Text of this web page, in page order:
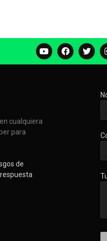
cualquiera
para
de